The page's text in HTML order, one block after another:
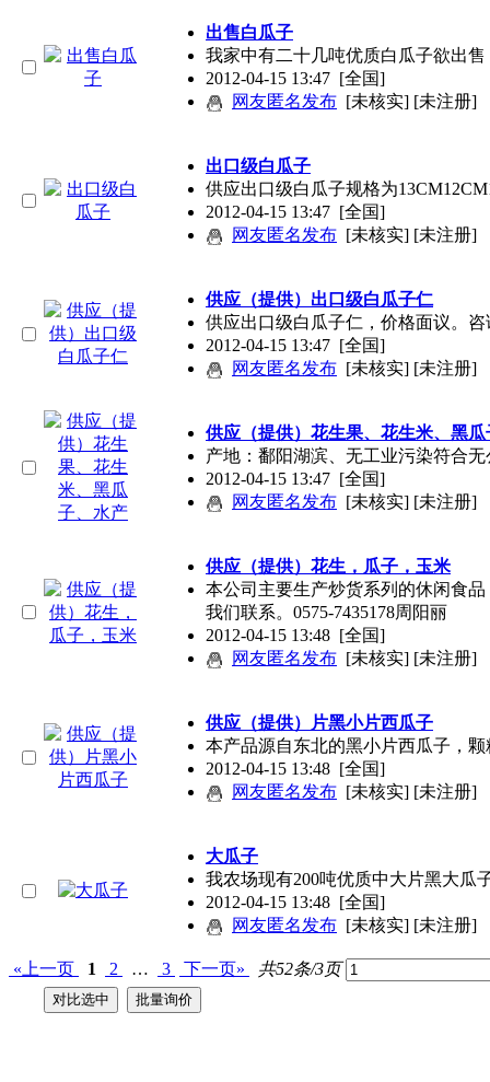
出售白瓜子
我家中有二十几吨优质白瓜子欲出
2012-04-15 13:47 [全国]
网友匿名发布 [未核实] [未注册]
出口级白瓜子
供应出口级白瓜子规格为
2012-04-15 13:47 [全国]
网友匿名发布 [未核实] [未注册]
供应（提供）出口级白瓜子仁
供应出口级白瓜子仁，价格面议。咨
2012-04-15 13:47 [全国]
网友匿名发布 [未核实] [未注册]
供应（提供）花生果、花生米、黑瓜
产地：鄱阳湖滨、无工业污染符合
2012-04-15 13:47 [全国]
网友匿名发布 [未核实] [未注册]
供应（提供）花生，瓜子，玉米
本公司主要生产炒货系列的休闲食
我们联系。0575-7435178周阳丽
2012-04-15 13:48 [全国]
网友匿名发布 [未核实] [未注册]
供应（提供）片黑小片西瓜子
本产品源自东北的黑小片西瓜子，
2012-04-15 13:48 [全国]
网友匿名发布 [未核实] [未注册]
大瓜子
我农场现有200吨优质中大片黑大瓜
2012-04-15 13:48 [全国]
网友匿名发布 [未核实] [未注册]
«上一页 1 2 … 3 下一页» 共52条/3页